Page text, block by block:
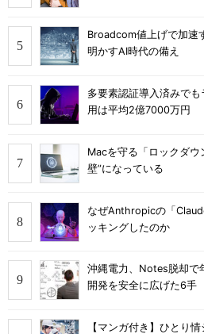
Broadcom値上げで加
明かすAI時代の備え
多要素認証導入済みで
用は平均2億7000万円
Macを守る「ロックダウ
壁”になっている
なぜAnthropicの「
ッキングしたのか
沖縄電力、Notes脱却
開発を安全に広げた6手
【マンガ付き】ひとり